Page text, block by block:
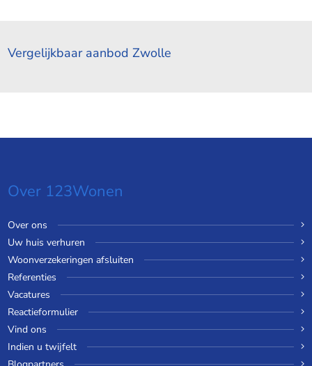
Vergelijkbaar aanbod Zwolle
Over 123Wonen
Over ons
Uw huis verhuren
Woonverzekeringen afsluiten
Referenties
Vacatures
Reactieformulier
Vind ons
Indien u twijfelt